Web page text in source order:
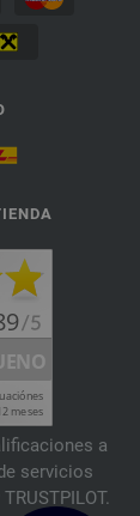
a
servicios